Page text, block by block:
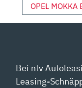
OPEL MOKKA
Bei ntv
Leasing-